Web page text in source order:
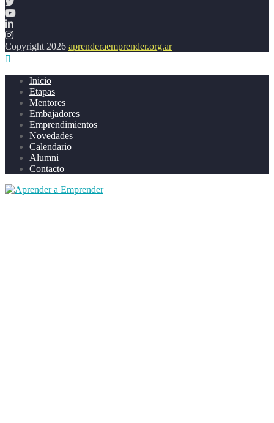
Copyright 2026 aprenderaemprender.org.ar
Inicio
Etapas
Mentores
Embajadores
Emprendimientos
Novedades
Calendario
Alumni
Contacto